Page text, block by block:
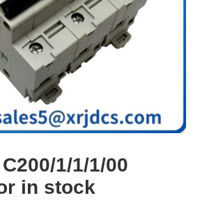
1/1/1/00
in stock